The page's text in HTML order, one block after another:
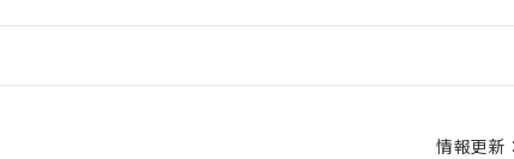
情報更新